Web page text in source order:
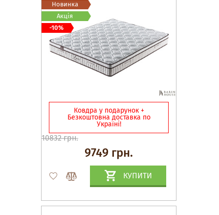
Ковдра у подарунок +
Безкоштовна доставка по
Україні!
10832 грн.
9749 грн.
КУПИТИ
Новинка
Акція
-10%